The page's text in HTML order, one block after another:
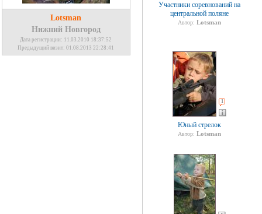
Lotsman
Нижний Новгород
Дата регистрации: 11.03.2010 18:37:52
Предыдущий визит: 01.08.2013 22:28:41
Участники соревнований на
центральной поляне
Автор: Lotsman
1
Юный стрелок
Автор: Lotsman